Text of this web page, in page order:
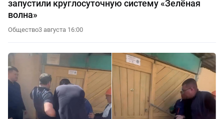
запустили круглосуточную систему «Зелёная
волна»
Общество3 августа 16:00